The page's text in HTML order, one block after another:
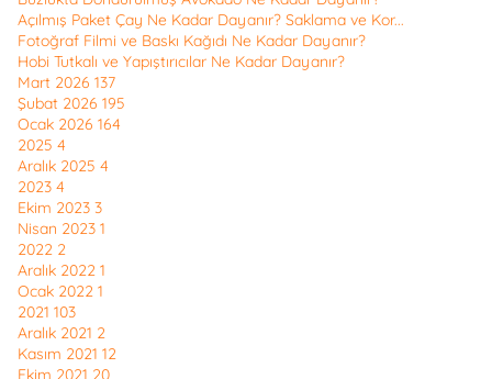
Açılmış Paket Çay Ne Kadar Dayanır? Saklama ve Kor...
Fotoğraf Filmi ve Baskı Kağıdı Ne Kadar Dayanır?
Hobi Tutkalı ve Yapıştırıcılar Ne Kadar Dayanır?
Mart 2026 137
Şubat 2026 195
Ocak 2026 164
2025 4
Aralık 2025 4
2023 4
Ekim 2023 3
Nisan 2023 1
2022 2
Aralık 2022 1
Ocak 2022 1
2021 103
Aralık 2021 2
Kasım 2021 12